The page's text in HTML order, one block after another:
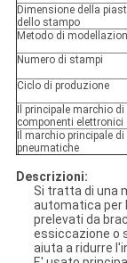
Dimensione della
dello stampo
Metodo di
Numero di stampi
Ciclo di produzione
Il principale marchio di
componenti elettronici
Il marchio principale di
pneumatiche
Descrizioni:
Si tratta di una
automatica per
prelevati da
essiccazione o
aiuta a ridurre